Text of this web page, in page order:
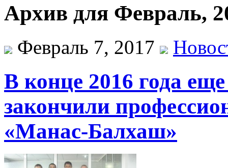
Архив для Февраль,
Февраль 7, 2017
В конце 2016 года
закончили
«Манас-Балхаш»